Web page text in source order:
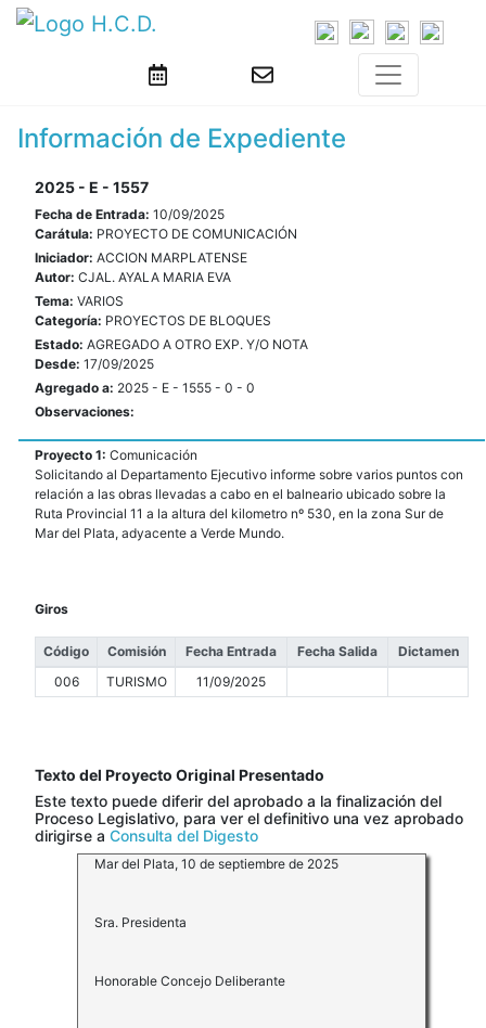
Información de Expediente
2025 - E - 1557
Fecha de Entrada: 10/09/2025
Carátula: PROYECTO DE COMUNICACIÓN
Iniciador: ACCION MARPLATENSE
Autor: CJAL. AYALA MARIA EVA
Tema: VARIOS
Categoría: PROYECTOS DE BLOQUES
Estado: AGREGADO A OTRO EXP. Y/O NOTA
Desde: 17/09/2025
Agregado a: 2025 - E - 1555 - 0 - 0
Observaciones:
Proyecto 1: Comunicación
Solicitando al Departamento Ejecutivo informe sobre varios puntos con
relación a las obras llevadas a cabo en el balneario ubicado sobre la
Ruta Provincial 11 a la altura del kilometro nº 530, en la zona Sur de
Mar del Plata, adyacente a Verde Mundo.
Giros
Código Comisión Fecha Entrada Fecha Salida
Dictamen
006
TURISMO 11/09/2025
Texto del Proyecto Original Presentado
Este texto puede diferir del aprobado a la finalización del
Proceso Legislativo, para ver el definitivo una vez aprobado
dirigirse a Consulta del Digesto
Mar del Plata, 10 de septiembre de 2025
Sra. Presidenta
Honorable Concejo Deliberante